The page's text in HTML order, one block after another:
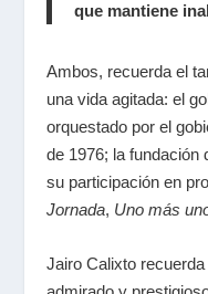
que mantiene
Ambos, recuerda el
una vida agitada: el
orquestado por el
de 1976; la
su participación en
Jornada, Uno más
Jairo Calixto